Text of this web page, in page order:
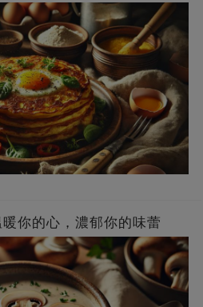
你的心，濃郁你的味蕾